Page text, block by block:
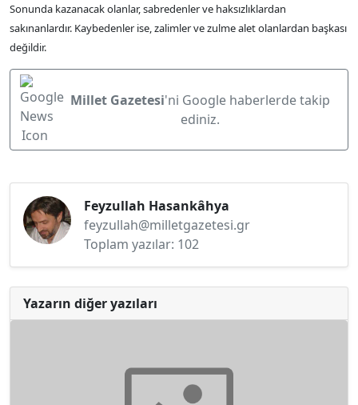
Sonunda kazanacak olanlar, sabredenler ve haksızlıklardan
sakınanlardır. Kaybedenler ise, zalimler ve zulme alet olanlardan başkası
değildir.
Millet Gazetesi'ni Google haberlerde takip
ediniz.
Feyzullah Hasankâhya
feyzullah@milletgazetesi.gr
Toplam yazılar: 102
Yazarın diğer yazıları